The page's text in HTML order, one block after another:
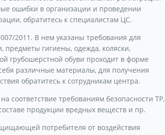
ошибки в организации и проведении
обратитесь к специалистам ЦС.
2011. В нем указаны требования для
предметы гигиены, одежда, коляски,
грубошерстной обуви проходит в форме
различные материалы, для получения
обратитесь к сотрудникам центра.
соответствие требованиям безопасности ТР,
продукции вредных веществ и пр.
потребителя от воздействия